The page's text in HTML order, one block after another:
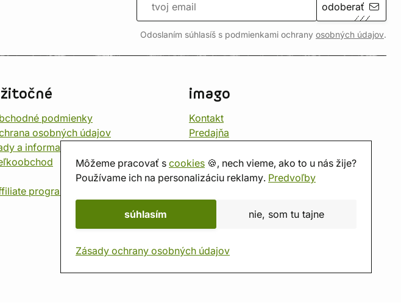
Môžeme pracovať s cookies 🍪, nech vieme, ako to u nás žije?
Používame ich na personalizáciu reklamy. Predvoľby
súhlasím nie, som tu tajne
Zásady ochrany osobných údajov
odoberať
Odoslaním súhlasíš s podmienkami ochrany osobných údajov.
podmienky
osobných údajov
a informace
program
imago
Kontakt
Predajňa
O nás
Hodnotenie obchodu